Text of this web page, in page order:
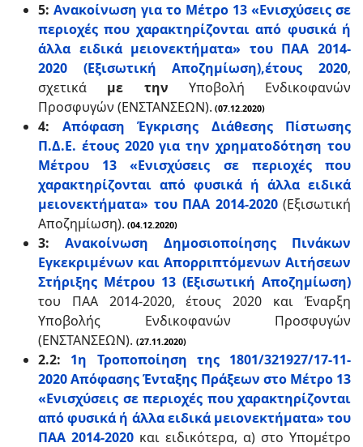
5: Ανακοίνωση για το Μέτρο 13 «Ενισχύσεις σε
περιοχές που χαρακτηρίζονται από φυσικά ή
άλλα ειδικά μειονεκτήματα» του ΠΑΑ 2014-
2020 (Εξισωτική Αποζημίωση),έτους 2020,
σχετικά με την Υποβολή Ενδικοφανών
Προσφυγών (ΕΝΣΤΑΝΣΕΩΝ). (07.12.2020)
4:
Απόφαση Έγκρισης Διάθεσης Πίστωσης
Π.Δ.Ε. έτους 2020 για την χρηματοδότηση του
Μέτρου 13 «Ενισχύσεις σε περιοχές που
χαρακτηρίζονται από φυσικά ή άλλα ειδικά
μειονεκτήματα» του ΠΑΑ 2014-2020(Εξισωτική
Αποζημίωση). (04.12.2020)
3:
Ανακοίνωση Δημοσιοποίησης Πινάκων
Εγκεκριμένων και Απορριπτόμενων Αιτήσεων
Στήριξης Μέτρου 13 (Εξισωτική Αποζημίωση)
του ΠΑΑ 2014-2020, έτους 2020 και Έναρξη
Υποβολής Ενδικοφανών Προσφυγών
(ΕΝΣΤΑΝΣΕΩΝ). (27.11.2020)
2.2: 1η Τροποποίηση της 1801/321927/17-11-
2020 Απόφασης Ένταξης Πράξεων στο Μέτρο 13
«Ενισχύσεις σε περιοχές που χαρακτηρίζονται
από φυσικά ή άλλα ειδικά μειονεκτήματα» του
ΠΑΑ 2014-2020 και ειδικότερα, α) στο Υπομέτρο